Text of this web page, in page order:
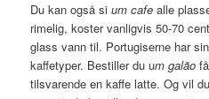
Du kan også sium cafe alle
rimelig, koster vanligvis 50-70
glass vann til. Portugiserne har
kaffetyper. Bestiller du um galão
tilsvarende en kaffe latte. Og vil